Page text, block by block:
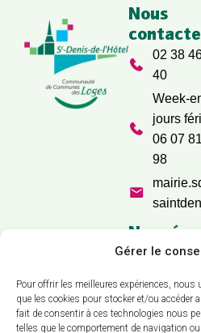
Gérer le
Pour offrir les meilleures expériences,
que les cookies pour stocker et/ou accéder
fait de consentir à ces technologies nous
telles que le comportement de navigation
Nous
02 38
40
Week-
jours
06 07
98
Nos
sociaux